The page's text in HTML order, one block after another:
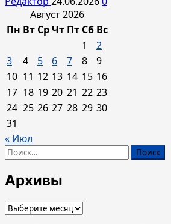
Август 2026
Пн Вт СрЧт Пт Сб Вс
1
2
3
4 5 6 7 8
9
10 11 12 13 14 15 16
17 18 19 20 21 22 23
24 25 26 27 28 29 30
31
« Июл
Найти:
Архивы
Архивы